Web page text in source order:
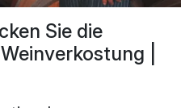
Sie die
|